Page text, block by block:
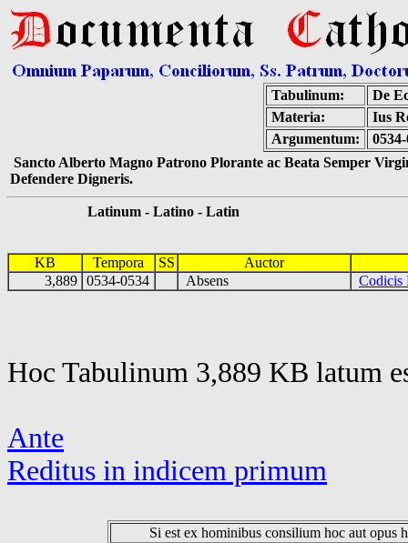
Tabulinum:
De
Materia:
Ius
Argumentum:
Sancto Alberto Magno Patrono Plorante ac Beata Semper
Defendere Digneris.
Latinum - Latino - Latin
KB Tempora SS
Auctor
3,889 0534-0534 Absens Codicis
Hoc Tabulinum 3,889 KB latum
Ante
Reditus in indicem primum
Si est ex hominibus consilium hoc aut opus